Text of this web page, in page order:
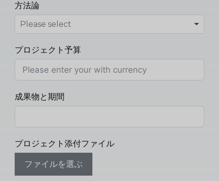
方法論
プロジェクト予算
成果物と期間
プロジェクト添付ファイル
ファイルを選ぶ